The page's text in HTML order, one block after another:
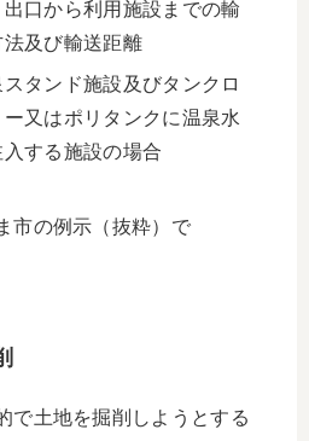
出口から利用施設までの輸
法及び輸送距離
タンド施設及びタンクロ
ー又はポリタンクに温泉水
入する施設の場合
市の例示（抜粋）で
で土地を掘削しようとする